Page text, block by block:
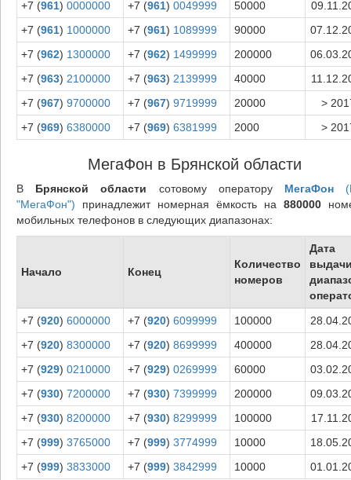
+7 (961) 0000000 +7 (961) 0049999 50000
+7 (961) 1000000 +7 (961) 1089999 90000
+7 (962) 1300000 +7 (962) 1499999 200000
+7 (963) 2100000 +7 (963) 2139999 40000
+7 (967) 9700000 +7 (967) 9719999 20000
>
+7 (969) 6380000 +7 (969) 6381999 2000 >
МегаФон в Брянской области
В Брянской области сотовому оператору МегаФон
"МегаФон") принадлежит номерная ёмкость на880000
мобильных телефонов в следующих диапазонах:
Начало Конец
Количество
номеров
Дата
+7 (920) 6000000 +7 (920) 6099999 100000
+7 (920) 8300000 +7 (920) 8699999 400000
+7 (929) 0210000 +7 (929) 0269999 60000
+7 (930) 7200000 +7 (930) 7399999 200000
+7 (930) 8200000 +7 (930) 8299999 100000
+7 (999) 3765000 +7 (999) 3774999 10000
+7 (999) 3833000 +7 (999) 3842999 10000